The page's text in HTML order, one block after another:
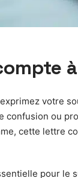
votre
ou
cette lettre
pour le